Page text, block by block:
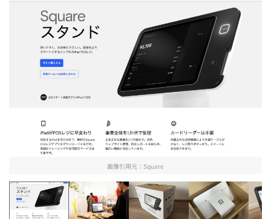
画像引用元： Square